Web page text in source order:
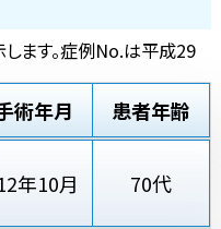
ます。症例No.は平成29
術年月 患者年齢
年10月 70代